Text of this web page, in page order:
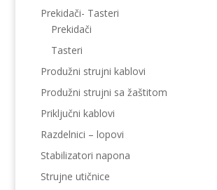
Prekidači- Tasteri
Prekidači
Tasteri
Produžni strujni kablovi
Produžni strujni sa žaštitom
Priključni kablovi
Razdelnici – lopovi
Stabilizatori napona
Strujne utičnice